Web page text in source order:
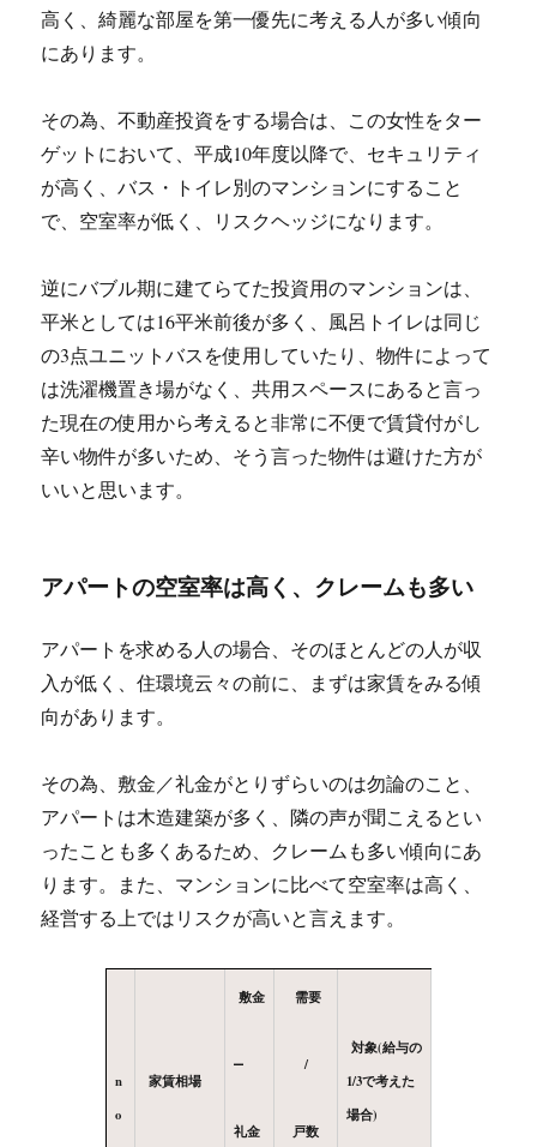
高く、綺麗な部屋を第一優先に考える人が多い傾向
にあります。
その為、不動産投資をする場合は、この女性をター
ゲットにおいて、平成10年度以降で、セキュリティ
が高く、バス・トイレ別のマンションにすること
で、空室率が低く、リスクヘッジになります。
逆にバブル期に建てらてた投資用のマンションは、
平米としては16平米前後が多く、風呂トイレは同じ
の3点ユニットバスを使用していたり、物件によって
は洗濯機置き場がなく、共用スペースにあると言っ
た現在の使用から考えると非常に不便で賃貸付がし
辛い物件が多いため、そう言った物件は避けた方が
いいと思います。
アパートの空室率は高く、クレームも多い
アパートを求める人の場合、そのほとんどの人が収
入が低く、住環境云々の前に、まずは家賃をみる傾
向があります。
その為、敷金／礼金がとりずらいのは勿論のこと、
アパートは木造建築が多く、隣の声が聞こえるとい
ったことも多くあるため、クレームも多い傾向にあ
ります。また、マンションに比べて空室率は高く、
経営する上ではリスクが高いと言えます。
n
o
家賃相場
敷金
–
礼金
需要
/
戸数
対象(給与の
1/3で考えた
場合)